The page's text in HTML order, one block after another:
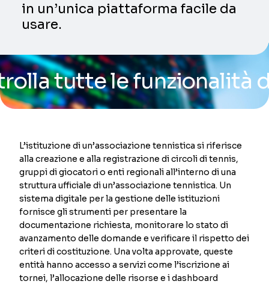
in un’unica piattaforma facile da
usare.
le funzionalità della
L’istituzione di un’associazione tennistica si riferisce
alla creazione e alla registrazione di circoli di tennis,
gruppi di giocatori o enti regionali all’interno di una
struttura ufficiale di un’associazione tennistica. Un
sistema digitale per la gestione delle istituzioni
fornisce gli strumenti per presentare la
documentazione richiesta, monitorare lo stato di
avanzamento delle domande e verificare il rispetto dei
criteri di costituzione. Una volta approvate, queste
entità hanno accesso a servizi come l’iscrizione ai
tornei, l’allocazione delle risorse e i dashboard